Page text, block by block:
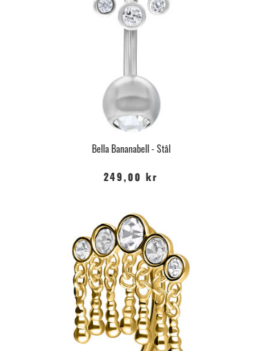
Bella Bananabell - Stål
249,00 kr